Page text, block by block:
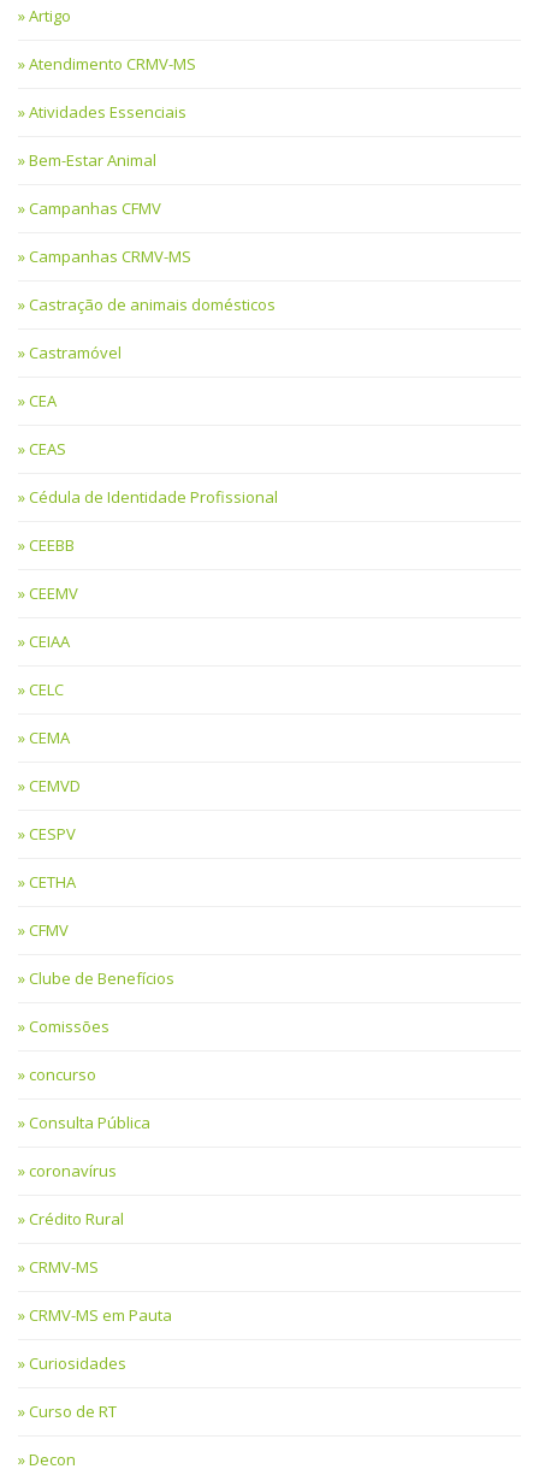
Artigo
Atendimento CRMV-MS
Atividades Essenciais
Bem-Estar Animal
Campanhas CFMV
Campanhas CRMV-MS
Castração de animais domésticos
Castramóvel
CEA
CEAS
Cédula de Identidade Profissional
CEEBB
CEEMV
CEIAA
CELC
CEMA
CEMVD
CESPV
CETHA
CFMV
Clube de Benefícios
Comissões
concurso
Consulta Pública
coronavírus
Crédito Rural
CRMV-MS
CRMV-MS em Pauta
Curiosidades
Curso de RT
Decon